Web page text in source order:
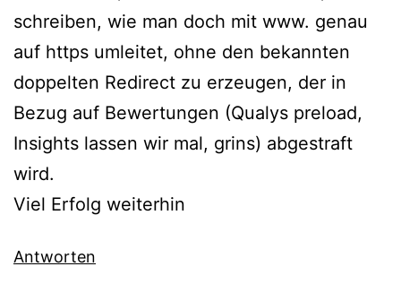
schreiben, wie man doch mit www. genau
auf https umleitet, ohne den bekannten
doppelten Redirect zu erzeugen, der in
Bezug auf Bewertungen (Qualys preload,
Insights lassen wir mal, grins) abgestraft
wird.
Viel Erfolg weiterhin
Antworten